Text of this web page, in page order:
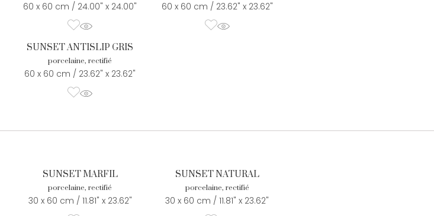
60 x 60 cm / 24.00" x 24.00" 60 x 60 cm / 23.62" x 23.62"
SUNSET ANTISLIP GRIS
porcelaine, rectifié
60 x 60 cm / 23.62" x 23.62"
SUNSET MARFIL
porcelaine, rectifié
30 x 60 cm / 11.81" x 23.62"
SUNSET NATURAL
porcelaine, rectifié
30 x 60 cm / 11.81" x 23.62"